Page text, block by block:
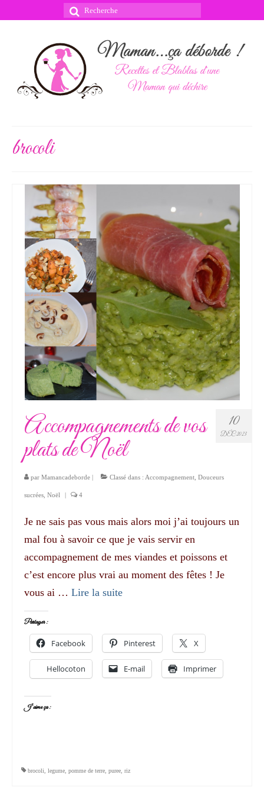
Rechercher
brocoli
10
DÉC 2023
Accompagnements de vos
plats de Noël
par Mamancadeborde | Classé dans : Accompagnement Douceurs
sucrées Noël | 4
Je ne sais pas vous mais alors moi j’ai toujours un
mal fou à savoir ce que je vais servir en
accompagnement de mes viandes et poissons et
c’est encore plus vrai au moment des fêtes ! Je
vous ai … Lire la suite­­
Partager :
Facebook Pinterest X
Hellocoton E-mail Imprimer
J’aime ça :
brocoli legume pomme de terre puree riz